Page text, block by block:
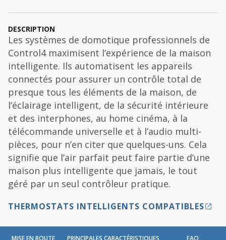
DESCRIPTION
Les systèmes de domotique professionnels de
Control4 maximisent l’expérience de la maison
intelligente. Ils automatisent les appareils
connectés pour assurer un contrôle total de
presque tous les éléments de la maison, de
l’éclairage intelligent, de la sécurité intérieure
et des interphones, au home cinéma, à la
télécommande universelle et à l’audio multi-
pièces, pour n’en citer que quelques-uns. Cela
signifie que l’air parfait peut faire partie d’une
maison plus intelligente que jamais, le tout
géré par un seul contrôleur pratique.
THERMOSTATS INTELLIGENTS COMPATIBLES
MISE EN ROUTE PRINCIPALES CARACTÉRISTIQUES FAQ